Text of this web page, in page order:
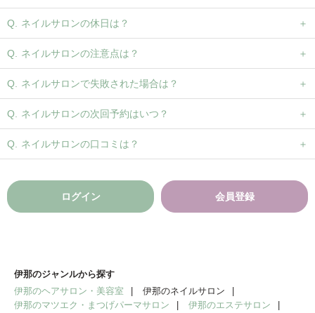
ネイルサロンの休日は？
ネイルサロンの注意点は？
ネイルサロンで失敗された場合は？
ネイルサロンの次回予約はいつ？
ネイルサロンの口コミは？
ログイン 会員登録
伊那のジャンルから探す
伊那のヘアサロン・美容室
伊那のネイルサロン
伊那のマツエク・まつげパーマサロン
伊那のエステサロン